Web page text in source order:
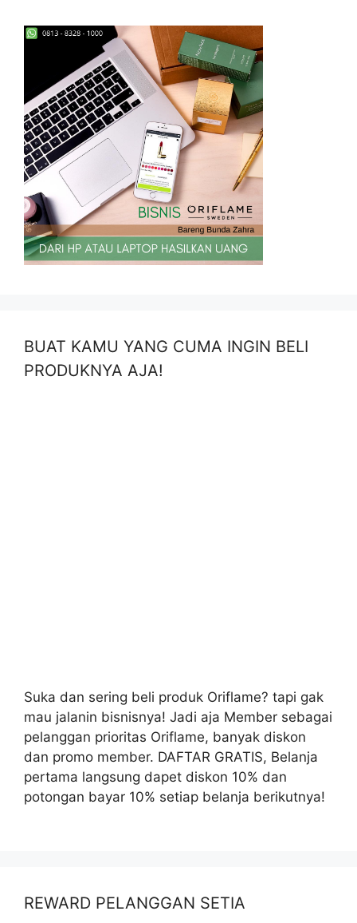
BUAT KAMU YANG CUMA INGIN BELI
PRODUKNYA AJA!
Suka dan sering beli produk Oriflame? tapi gak
mau jalanin bisnisnya! Jadi aja Member sebagai
pelanggan prioritas Oriflame, banyak diskon
dan promo member. DAFTAR GRATIS, Belanja
pertama langsung dapet diskon 10% dan
potongan bayar 10% setiap belanja berikutnya!
REWARD PELANGGAN SETIA